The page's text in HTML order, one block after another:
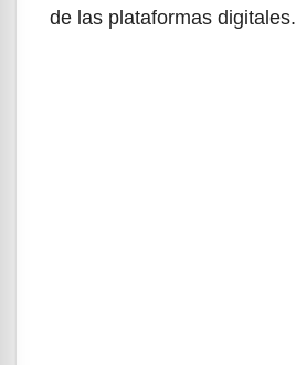
de las plataformas digitales.